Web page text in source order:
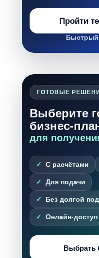
Пройти
Быстрый
ГОТОВЫЕ
Выберите
бизнес-
для
С расчётами
Для подачи
Без долгой
Онлайн-доступ
Выбрать